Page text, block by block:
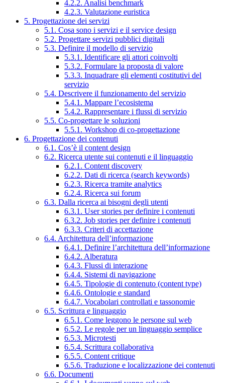
4.2.2. Analisi benchmark
4.2.3. Valutazione euristica
5. Progettazione dei servizi
5.1. Cosa sono i servizi e il service design
5.2. Progettare servizi pubblici digitali
5.3. Definire il modello di servizio
5.3.1. Identificare gli attori coinvolti
5.3.2. Formulare la proposta di valore
5.3.3. Inquadrare gli elementi costitutivi del
servizio
5.4. Descrivere il funzionamento del servizio
5.4.1. Mappare l’ecosistema
5.4.2. Rappresentare i flussi di servizio
5.5. Co-progettare le soluzioni
5.5.1. Workshop di co-progettazione
6. Progettazione dei contenuti
6.1. Cos’è il content design
6.2. Ricerca utente sui contenuti e il linguaggio
6.2.1. Content discovery
6.2.2. Dati di ricerca (search keywords)
6.2.3. Ricerca tramite analytics
6.2.4. Ricerca sui forum
6.3. Dalla ricerca ai bisogni degli utenti
6.3.1. User stories per definire i contenuti
6.3.2. Job stories per definire i contenuti
6.3.3. Criteri di accettazione
6.4. Architettura dell’informazione
6.4.1. Definire l’architettura dell’informazione
6.4.2. Alberatura
6.4.3. Flussi di interazione
6.4.4. Sistemi di navigazione
6.4.5. Tipologie di contenuto (content type)
6.4.6. Ontologie e standard
6.4.7. Vocabolari controllati e tassonomie
6.5. Scrittura e linguaggio
6.5.1. Come leggono le persone sul web
6.5.2. Le regole per un linguaggio semplice
6.5.3. Microtesti
6.5.4. Scrittura collaborativa
6.5.5. Content critique
6.5.6. Traduzione e localizzazione dei contenuti
6.6. Documenti